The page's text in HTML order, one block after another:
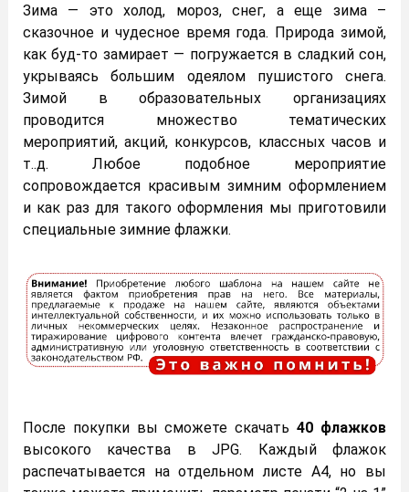
Зима — это холод, мороз, снег, а еще зима –
сказочное и чудесное время года. Природа зимой,
как буд-то замирает — погружается в сладкий сон,
укрываясь большим одеялом пушистого снега.
Зимой в образовательных организациях
проводится множество тематических
мероприятий, акций, конкурсов, классных часов и
т..д. Любое подобное мероприятие
сопровождается красивым зимним оформлением
и как раз для такого оформления мы приготовили
специальные зимние флажки.
После покупки вы сможете скачать 40 флажков
высокого качества в JPG. Каждый флажок
распечатывается на отдельном листе А4, но вы